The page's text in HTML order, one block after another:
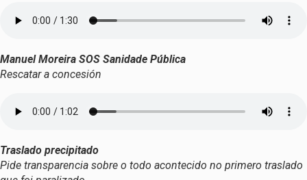
Manuel Moreira SOS Sanidade Pública
Rescatar a concesión
Traslado precipitado
Pide transparencia sobre o todo acontecido no primero traslado